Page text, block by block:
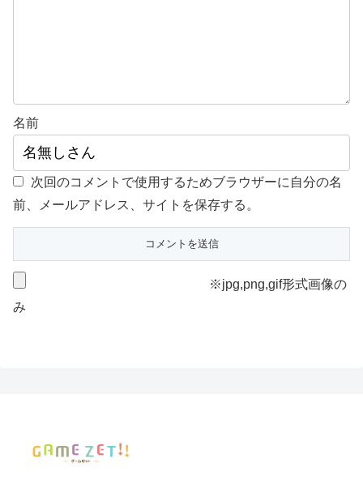
名前
次回のコメントで使用するためブラウザーに自分の名
前、メールアドレス、サイトを保存する。
※jpg,png,gif形式画像の
み